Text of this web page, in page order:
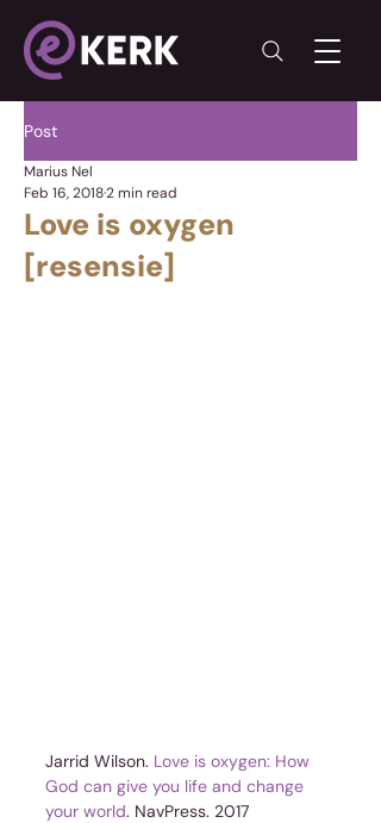
Post
Love is oxygen
[resensie]
Marius Nel
Feb 16, 20182 min read
Jarrid Wilson. Love is oxygen: How
God can give you life and change
your world. NavPress. 2017